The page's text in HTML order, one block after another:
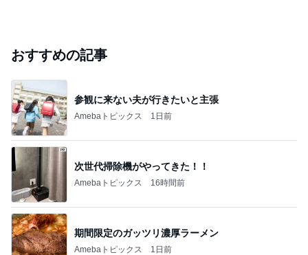
おすすめの記事
参観に来ない夫が行きたいと主張
Amebaトピックス 1日前
次世代掃除機がやってきた！！
Amebaトピックス 16時間前
期間限定のガッツリ濃厚ラーメン
Amebaトピックス 1日前